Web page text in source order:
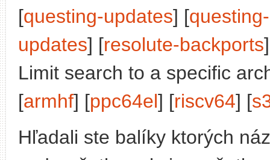
[questing-updates] [
updates] [resolute-backports
Limit search to a specific
[armhf] [ppc64el] [riscv64] [
Hľadali ste balíky ktorých